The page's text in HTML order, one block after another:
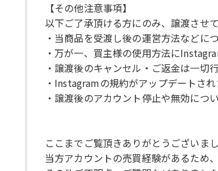
【その他注意事項】
以下ご了承頂ける方にのみ、譲渡させて
・当商品を受渡し後の運営方法などに
・万が一、買主様の使用方法に
・譲渡後のキャンセル・ご返金は一切
・Instagramの規約がアップデートさ
・譲渡後のアカウント停止や無効につ
ここまでご覧頂きありがとうございまし
当方アカウントの売買経験があるため